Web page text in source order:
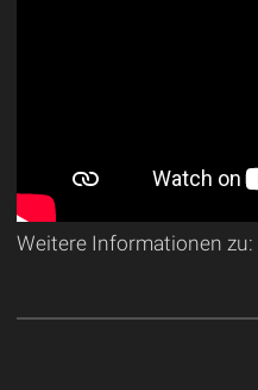
Weitere Informationen zu: